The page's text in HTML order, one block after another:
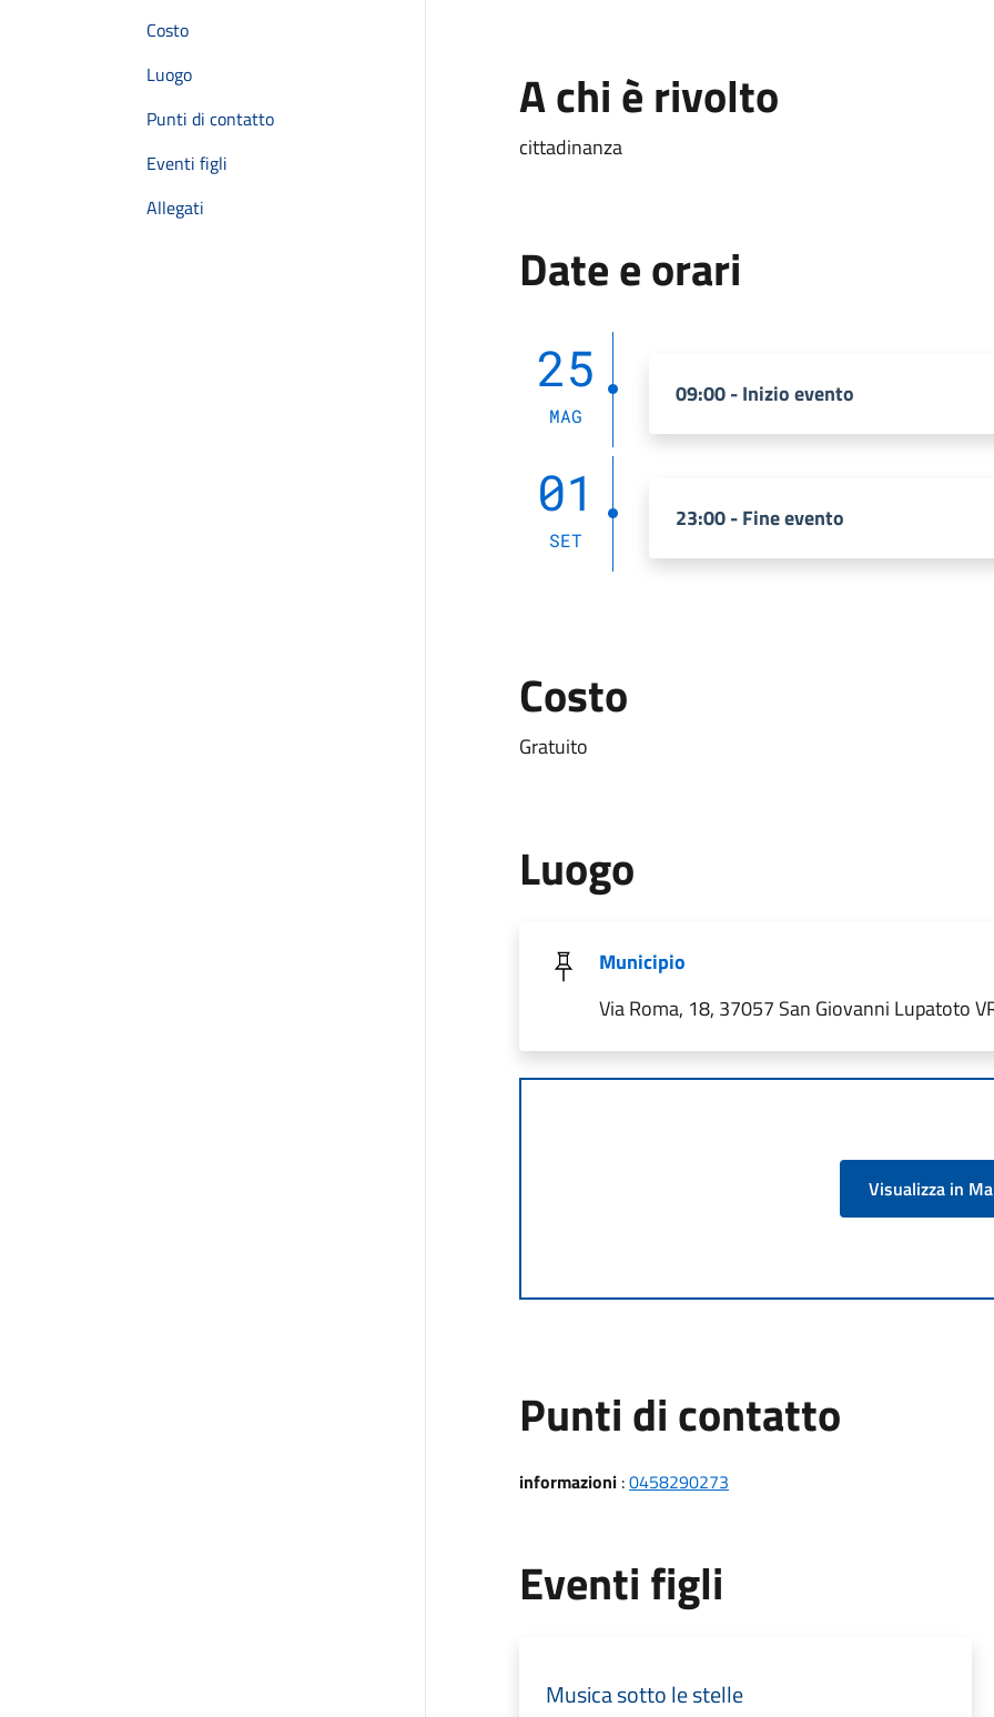
Costo
Luogo
Punti di contatto
Eventi figli
Allegati
A chi è rivolto
cittadinanza
Date e orari
25
MAG
09:00 - Inizio evento
01
SET
23:00 - Fine evento
Costo
Gratuito
Luogo
Municipio
Via Roma, 18, 37057 San Giovanni Lupatoto
Visualizza in
Punti di contatto
informazioni:0458290273
Eventi figli
Musica sotto le stelle